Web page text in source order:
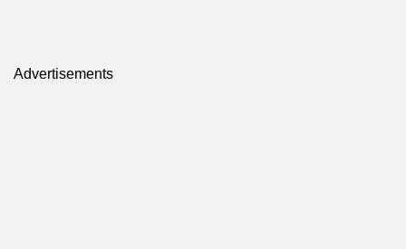
Advertisements